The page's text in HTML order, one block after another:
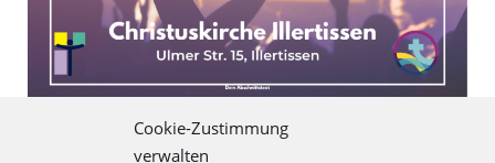
Cookie-Zustimmung
verwalten